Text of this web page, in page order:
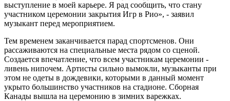
выступление в моей карьере. Я рад сообщить, что стану
участником церемонии закрытия Игр в Рио», - заявил
музыкант перед мероприятием.
Тем временем заканчивается парад спортсменов. Они
рассаживаются на специальные места рядом со сценой.
Создается впечатление, что всем участникам церемонии -
ливень нипочем. Артисты сильно вымокли, музыканты при
этом не одеты в дождевики, которыми в данный момент
укрыто большинство участников на стадионе. Сборная
Канады вышла на церемонию в зимних варежках.